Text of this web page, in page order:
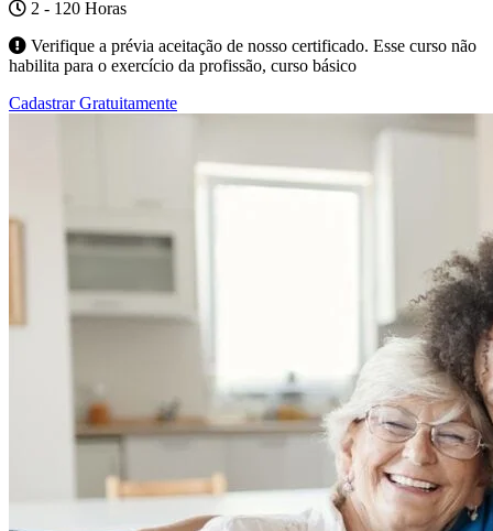
2 - 120 Horas
Verifique a prévia aceitação de nosso certificado. Esse curso não
habilita para o exercício da profissão, curso básico
Cadastrar Gratuitamente